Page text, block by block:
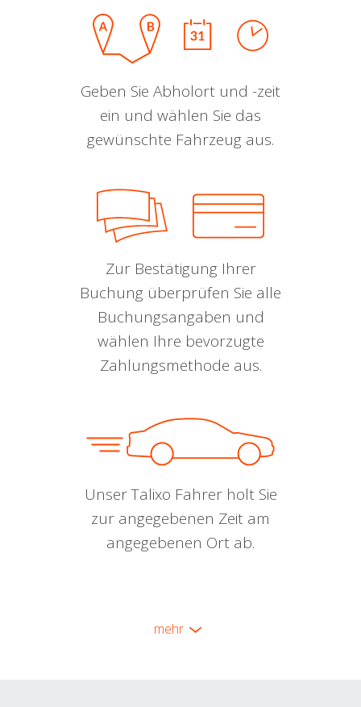
Geben Sie Abholort und -zeit
ein und wählen Sie das
gewünschte Fahrzeug aus.
Zur Bestätigung Ihrer
Buchung überprüfen Sie alle
Buchungsangaben und
wählen Ihre bevorzugte
Zahlungsmethode aus.
Unser Talixo Fahrer holt Sie
zur angegebenen Zeit am
angegebenen Ort ab.
mehr